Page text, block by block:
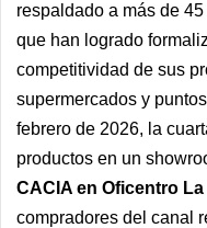
respaldado a más de
que han logrado
competitividad de sus
supermercados y
febrero de 2026, la
productos en un
CACIA en Oficentro
compradores del canal